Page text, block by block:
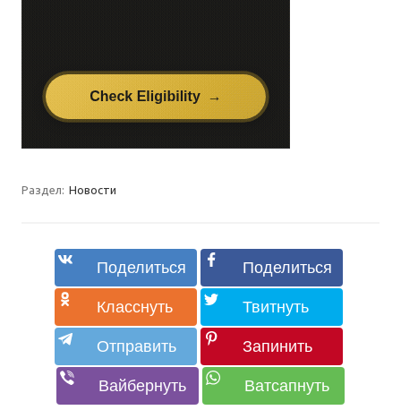
Раздел: Новости